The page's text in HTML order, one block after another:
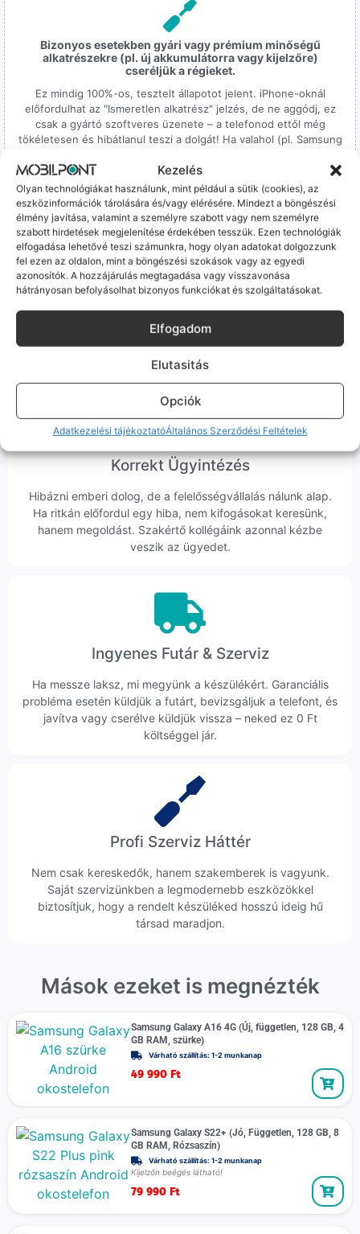
Kezelés
Olyan technológiákat használunk, mint például a sütik (cookies), az
eszközinformációk tárolására és/vagy elérésére. Mindezt a böngészési
élmény javítása, valamint a személyre szabott vagy nem személyre
szabott hirdetések megjelenítése érdekében tesszük. Ezen technológiák
elfogadása lehetővé teszi számunkra, hogy olyan adatokat dolgozzunk
fel ezen az oldalon, mint a böngészési szokások vagy az egyedi
azonosítók. A hozzájárulás megtagadása vagy visszavonása
hátrányosan befolyásolhat bizonyos funkciókat és szolgáltatásokat.
Elfogadom
Elutasitás
Opciók
Adatkezelési tájékoztatóÁltalános Szerződési Feltételek
Bizonyos esetekben gyári vagy prémium minőségű
alkatrészekre (pl. új akkumulátorra vagy kijelzőre)
cseréljük a régieket.
Ez mindig 100%-os, tesztelt állapotot jelent. iPhone-oknál
előfordulhat az "Ismeretlen alkatrész" jelzés, de ne aggódj, ez
csak a gyártó szoftveres üzenete – a telefonod ettől még
tökéletesen és hibátlanul teszi a dolgát! Ha valahol (pl. Samsung
termékleírásban külön jelezzük neked.
100% Elérhetőség
Sok éve a szegedi piac meghatározó szereplői vagyunk.
Nem egy arctalan webshop vagyunk: ha kérdésed van, élő
minket Szegeden.
Korrekt Ügyintézés
Hibázni emberi dolog, de a felelősségvállalás nálunk alap.
Ha ritkán előfordul egy hiba, nem kifogásokat keresünk,
hanem megoldást. Szakértő kollégáink azonnal kézbe
veszik az ügyedet.
Ingyenes Futár & Szerviz
Ha messze laksz, mi megyünk a készülékért. Garanciális
probléma esetén küldjük a futárt, bevizsgáljuk a telefont, és
javítva vagy cserélve küldjük vissza – neked ez 0 Ft
költséggel jár.
Profi Szerviz Háttér
Nem csak kereskedők, hanem szakemberek is vagyunk.
Saját szervizünkben a legmodernebb eszközökkel
biztosítjuk, hogy a rendelt készüléked hosszú ideig hű
társad maradjon.
Mások ezeket is megnézték
Samsung Galaxy A16 4G (Új, független, 128 GB, 4
GB RAM, szürke)
Várható szállítás: 1-2 munkanap
49 990 Ft
Samsung Galaxy S22+ (Jó, Független, 128 GB, 8
GB RAM, Rózsaszín)
Várható szállítás: 1-2 munkanap
Kijelzőn beégés látható!
79 990 Ft